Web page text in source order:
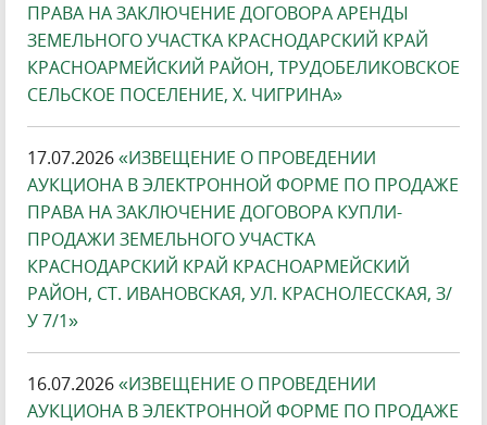
ПРАВА НА ЗАКЛЮЧЕНИЕ ДОГОВОРА АРЕНДЫ
ЗЕМЕЛЬНОГО УЧАСТКА КРАСНОДАРСКИЙ КРАЙ
КРАСНОАРМЕЙСКИЙ РАЙОН, ТРУДОБЕЛИКОВСКОЕ
СЕЛЬСКОЕ ПОСЕЛЕНИЕ, Х. ЧИГРИНА»
17.07.2026«ИЗВЕЩЕНИЕ О ПРОВЕДЕНИИ
АУКЦИОНА В ЭЛЕКТРОННОЙ ФОРМЕ ПО ПРОДАЖЕ
ПРАВА НА ЗАКЛЮЧЕНИЕ ДОГОВОРА КУПЛИ-
ПРОДАЖИ ЗЕМЕЛЬНОГО УЧАСТКА
КРАСНОДАРСКИЙ КРАЙ КРАСНОАРМЕЙСКИЙ
РАЙОН, СТ. ИВАНОВСКАЯ, УЛ. КРАСНОЛЕССКАЯ, З/
У 7/1»
16.07.2026«ИЗВЕЩЕНИЕ О ПРОВЕДЕНИИ
АУКЦИОНА В ЭЛЕКТРОННОЙ ФОРМЕ ПО ПРОДАЖЕ